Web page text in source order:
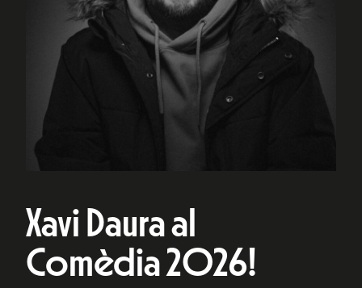
Xavi Daura al
Comèdia 2026!